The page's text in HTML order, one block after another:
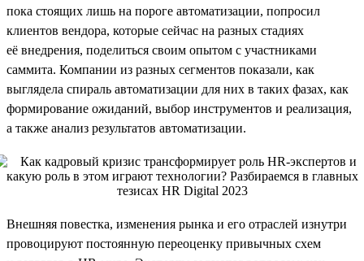
пока стоящих лишь на пороге автоматизации, попросил
клиентов вендора, которые сейчас на разных стадиях
её внедрения, поделиться своим опытом с участниками
саммита. Компании из разных сегментов показали, как
выглядела спираль автоматизации для них в таких фазах, как
формирование ожиданий, выбор инструментов и реализация,
а также анализ результатов автоматизации.
Внешняя повестка, изменения рынка и его отраслей изнутри
провоцируют постоянную переоценку привычных схем